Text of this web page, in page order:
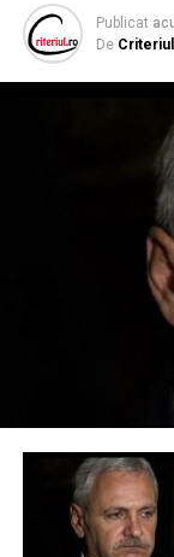
Publicat
De